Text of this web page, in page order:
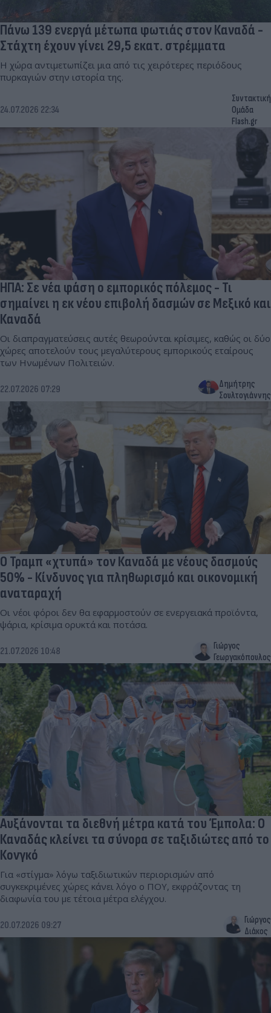
Πάνω 139 ενεργά μέτωπα φωτιάς στον Καναδά -
Στάχτη έχουν γίνει 29,5 εκατ. στρέμματα
Η χώρα αντιμετωπίζει μια από τις χειρότερες περιόδους
πυρκαγιών στην ιστορία της.
24.07.2026 22:34
Συντακτική
Ομάδα
Flash.gr
ΗΠΑ: Σε νέα φάση ο εμπορικός πόλεμος - Τι
σημαίνει η εκ νέου επιβολή δασμών σε Μεξικό και
Καναδά
Οι διαπραγματεύσεις αυτές θεωρούνται κρίσιμες, καθώς οι δύο
χώρες αποτελούν τους μεγαλύτερους εμπορικούς εταίρους
των Ηνωμένων Πολιτειών.
22.07.2026 07:29
Δημήτρης
Σουλτογιάννης
Ο Τραμπ «χτυπά» τον Καναδά με νέους δασμούς
50% - Κίνδυνος για πληθωρισμό και οικονομική
αναταραχή
Οι νέοι φόροι δεν θα εφαρμοστούν σε ενεργειακά προϊόντα,
ψάρια, κρίσιμα ορυκτά και ποτάσα.
21.07.2026 10:48
Γιώργος
Γεωργακόπουλος
Αυξάνονται τα διεθνή μέτρα κατά του Έμπολα: Ο
Καναδάς κλείνει τα σύνορα σε ταξιδιώτες από το
Κονγκό
Για «στίγμα» λόγω ταξιδιωτικών περιορισμών από
συγκεκριμένες χώρες κάνει λόγο ο ΠΟΥ, εκφράζοντας τη
διαφωνία του με τέτοια μέτρα ελέγχου.
20.07.2026 09:27
Γιώργος
Διάκος